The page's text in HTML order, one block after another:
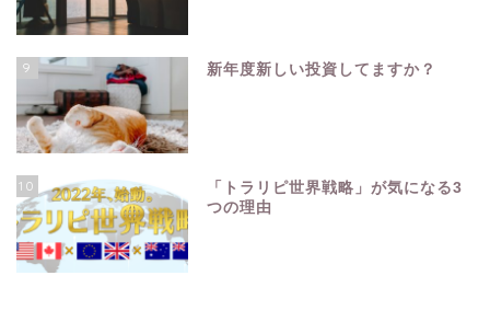
9 新年度新しい投資してますか？
10
「トラリピ世界戦略」が気になる3
つの理由